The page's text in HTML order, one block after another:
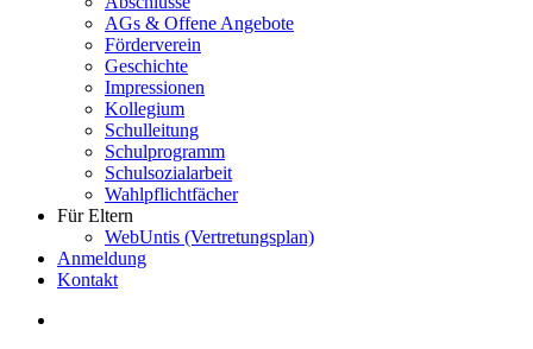
AGs & Offene Angebote
Förderverein
Geschichte
Impressionen
Kollegium
Schulleitung
Schulprogramm
Schulsozialarbeit
Wahlpflichtfächer
Für Eltern
WebUntis (Vertretungsplan)
Anmeldung
Kontakt